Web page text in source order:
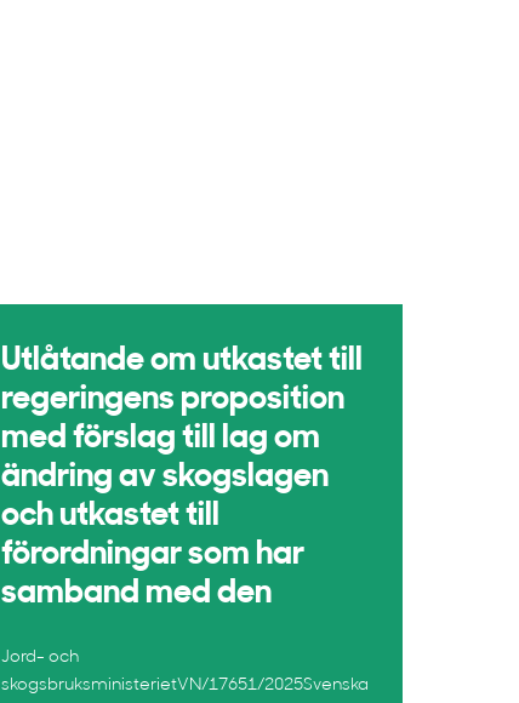
Utlåtande om utkastet till
regeringens proposition
med förslag till lag om
ändring av skogslagen
och utkastet till
förordningar som har
samband med den
Jord- och
skogsbruksministerietVN/17651/2025Svenska